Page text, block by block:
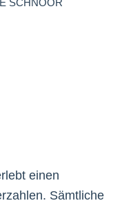
SCHNOOR
einen
Sämtliche